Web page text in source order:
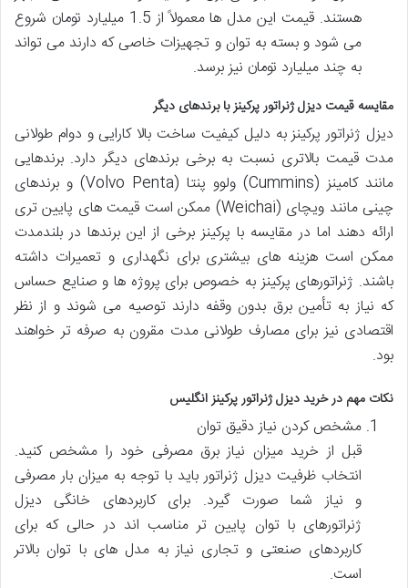
هستند. قیمت این مدل ها معمولاً از 1.5 میلیارد تومان شروع
می شود و بسته به توان و تجهیزات خاصی که دارند می تواند
به چند میلیارد تومان نیز برسد.
مقایسه قیمت دیزل ژنراتور پرکینز با برندهای دیگر
دیزل ژنراتور پرکینز به دلیل کیفیت ساخت بالا کارایی و دوام طولانی
مدت قیمت بالاتری نسبت به برخی برندهای دیگر دارد. برندهایی
مانند کامینز (Cummins) ولوو پنتا (Volvo Penta) و برندهای
چینی مانند ویچای (Weichai) ممکن است قیمت های پایین تری
ارائه دهند اما در مقایسه با پرکینز برخی از این برندها در بلندمدت
ممکن است هزینه های بیشتری برای نگهداری و تعمیرات داشته
باشند. ژنراتورهای پرکینز به خصوص برای پروژه ها و صنایع حساس
که نیاز به تأمین برق بدون وقفه دارند توصیه می شوند و از نظر
اقتصادی نیز برای مصارف طولانی مدت مقرون به صرفه تر خواهند
بود.
نکات مهم در خرید دیزل ژنراتور پرکینز انگلیس
مشخص کردن نیاز دقیق توان
قبل از خرید میزان نیاز برق مصرفی خود را مشخص کنید.
انتخاب ظرفیت دیزل ژنراتور باید با توجه به میزان بار مصرفی
و نیاز شما صورت گیرد. برای کاربردهای خانگی دیزل
ژنراتورهای با توان پایین تر مناسب اند در حالی که برای
کاربردهای صنعتی و تجاری نیاز به مدل های با توان بالاتر
است.